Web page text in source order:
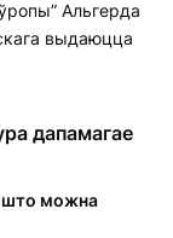
Альгерда
выдаюцца
дапамагае
што можна